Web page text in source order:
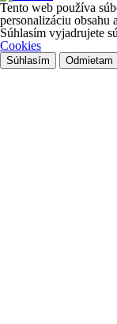
Tento web používa
personalizáciu
Súhlasím vyjadrujete
Cookies
Súhlasím Odmietam